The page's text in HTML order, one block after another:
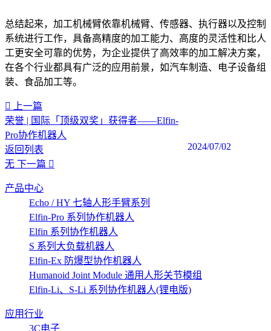
总结起来，加工机械臂依靠机械臂、传感器、执行器以及控制
系统进行工作，具备高精度的加工能力、高度的灵活性和比人
工更安全可靠的优势，为企业提供了高效率的加工解决方案，
在各个行业都具有广泛的应用前景，如汽车制造、电子设备组
装、食品加工等。
上一篇
荣誉 | 国际「顶级双奖」获得者——Elfin-
Pro协作机器人
2024/07/02
返回列表
无 下一篇
产品中心
Echo / HY 七轴人形手臂系列
Elfin-Pro 系列协作机器人
Elfin 系列协作机器人
S 系列大负载机器人
Elfin-Ex 防爆型协作机器人
Humanoid Joint Module 通用人形关节模组
Elfin-Li、S-Li 系列协作机器人(锂电版)
应用行业
3C电子